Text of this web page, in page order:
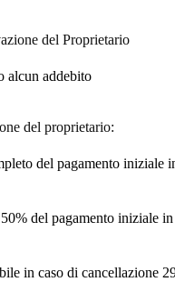
del Proprietario
alcun addebito
del proprietario:
del pagamento iniziale
del pagamento iniziale in
in caso di cancellazione